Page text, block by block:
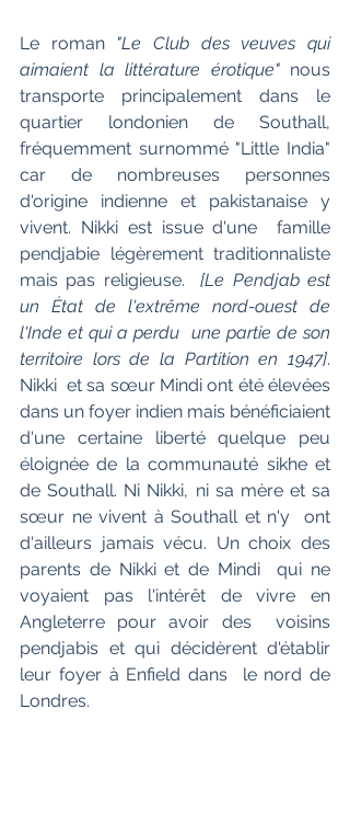
Le roman "Le Club des veuves qui
aimaient la littérature érotique" nous
transporte principalement dans le
quartier londonien de Southall,
fréquemment surnommé "Little India"
car de nombreuses personnes
d'origine indienne et pakistanaise y
vivent. Nikki est issue d'une  famille
pendjabie légèrement traditionnaliste
mais pas religieuse.
  [Le Pendjab est
un État de l'extrême nord-ouest de
l'Inde et qui a perdu  une partie de son
territoire lors de la Partition en 1947].
Nikki  et sa sœur Mindi ont été élevées
dans un foyer indien mais bénéficiaient
d'une certaine liberté quelque peu
éloignée de la communauté sikhe et
de Southall. Ni Nikki, ni sa mère et sa
sœur ne vivent à Southall et n'y  ont
d'ailleurs jamais vécu. Un choix des
parents de Nikki et de Mindi  qui ne
voyaient pas l'intérêt de vivre en
Angleterre pour avoir des  voisins
pendjabis et qui décidèrent d'établir
leur foyer à Enfield dans  le nord de
Londres.